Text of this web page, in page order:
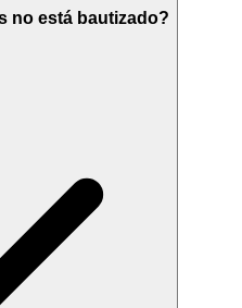
no está bautizado?